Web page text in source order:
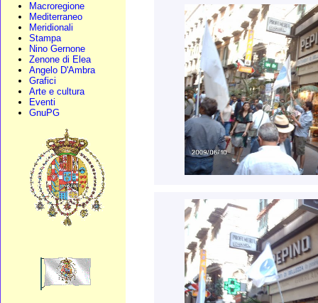
Macroregione
Mediterraneo
Meridionali
Stampa
Nino Gernone
Zenone di Elea
Angelo D'Ambra
Grafici
Arte e cultura
Eventi
GnuPG